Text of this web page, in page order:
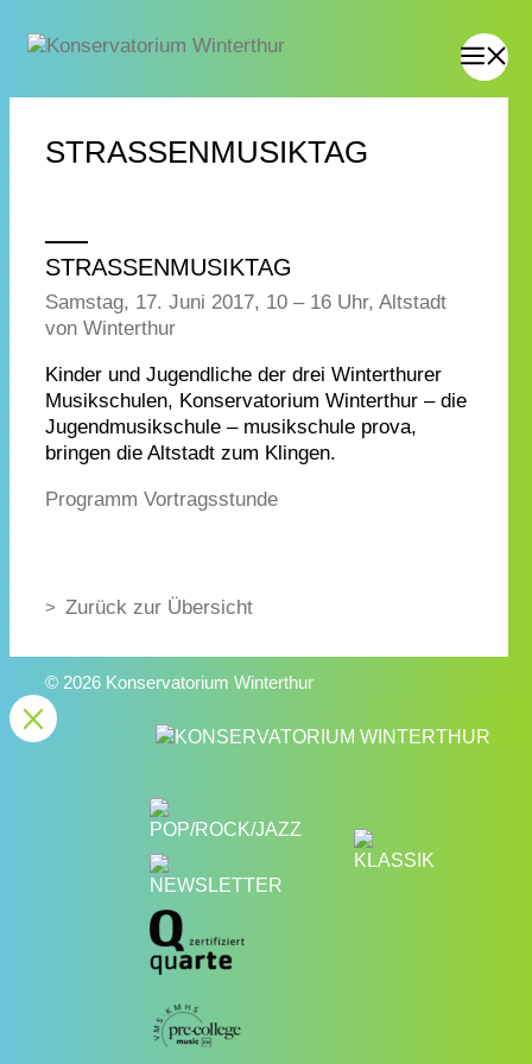
STRASSENMUSIKTAG
STRASSENMUSIKTAG
Samstag, 17. Juni 2017, 10 – 16 Uhr, Altstadt
von Winterthur
Kinder und Jugendliche der drei Winterthurer
Musikschulen, Konservatorium Winterthur – die
Jugendmusikschule – musikschule prova,
bringen die Altstadt zum Klingen.
Programm Vortragsstunde
Zurück zur Übersicht
© 2026 Konservatorium Winterthur